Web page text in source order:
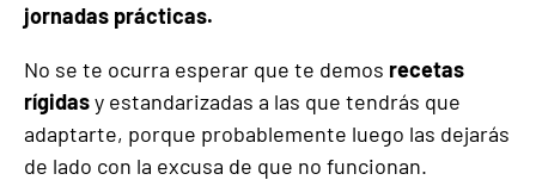
jornadas prácticas.
No se te ocurra esperar que te demos recetas
rígidasy estandarizadas a las que tendrás que
adaptarte, porque probablemente luego las dejarás
de lado con la excusa de que no funcionan.